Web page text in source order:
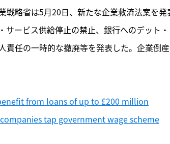
略省は5月20日、新たな企業救済法案を
サービス供給停止の禁止、銀行へのデット
責任の一時的な撤廃等を発表した。企業倒
from loans of up to £200 million
tap government wage scheme